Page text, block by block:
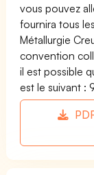
vous pouvez
fournira tous
Métallurgie
convention
il est possible
est le suivant :